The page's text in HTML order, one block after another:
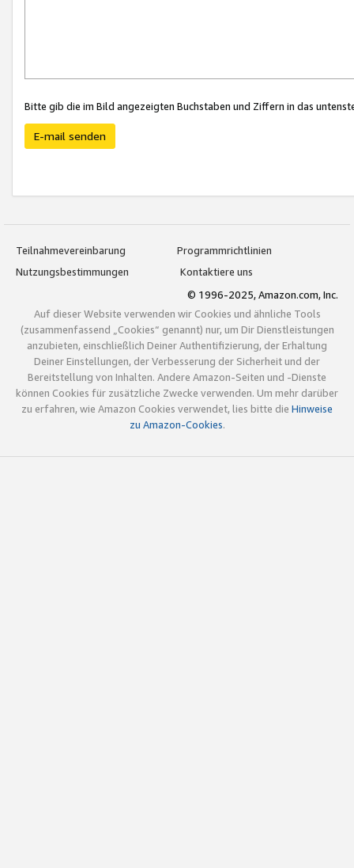
Bitte gib die im Bild angezeigten Buchstaben und Ziffern in das
E-mail senden
Teilnahmevereinbarung
Programmrichtlinien
Nutzungsbestimmungen
Kontaktiere uns
© 1996-2025, Amazon.com, Inc.
Auf dieser Website verwenden wir Cookies und ähnliche Tools
(zusammenfassend „Cookies“ genannt) nur, um Dir Dienstleistungen
anzubieten, einschließlich Deiner Authentifizierung, der Erhaltung
Deiner Einstellungen, der Verbesserung der Sicherheit und der
Bereitstellung von Inhalten. Andere Amazon-Seiten und -Dienste
können Cookies für zusätzliche Zwecke verwenden. Um mehr darüber
zu erfahren, wie Amazon Cookies verwendet, lies bitte die Hinweise
zu Amazon-Cookies.